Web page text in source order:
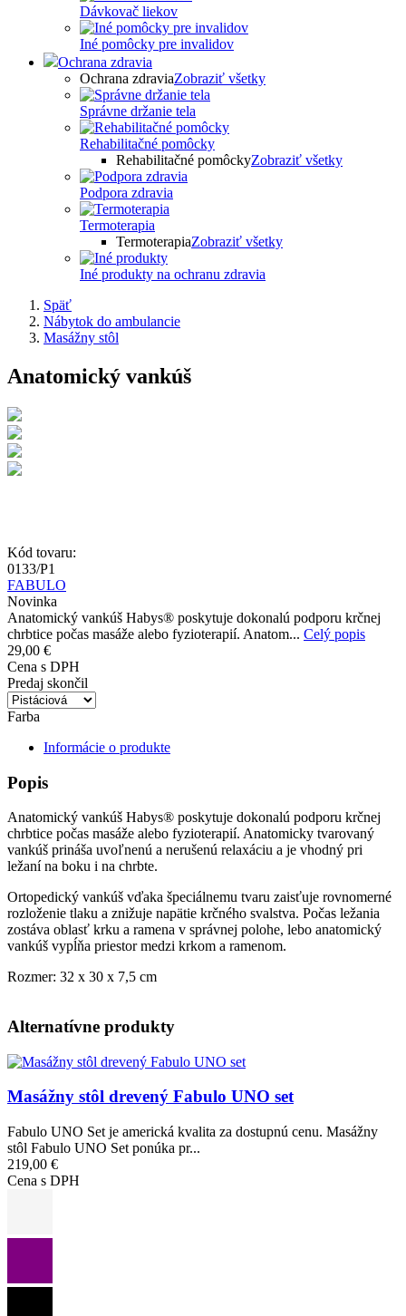
Dávkovač liekov
Iné pomôcky pre invalidov
Ochrana zdravia
Ochrana zdraviaZobraziť všetky
Správne držanie tela
Rehabilitačné pomôcky
Rehabilitačné pomôckyZobraziť všetky
Podpora zdravia
Termoterapia
TermoterapiaZobraziť všetky
Iné produkty na ochranu zdravia
Späť
Nábytok do ambulancie
Masážny stôl
Anatomický vankúš
Kód tovaru:
0133/P1
FABULO
Novinka
Anatomický vankúš Habys® poskytuje dokonalú podporu krčnej
chrbtice počas masáže alebo fyzioterapií. Anatom... Celý popis
29,00 €
Cena s DPH
Predaj skončil
Farba
Informácie o produkte
Popis
Anatomický vankúš Habys® poskytuje dokonalú podporu krčnej
chrbtice počas masáže alebo fyzioterapií. Anatomicky tvarovaný
vankúš prináša uvoľnenú a nerušenú relaxáciu a je vhodný pri
ležaní na boku i na chrbte.
Ortopedický vankúš vďaka špeciálnemu tvaru zaisťuje rovnomerné
rozloženie tlaku a znižuje napätie krčného svalstva. Počas ležania
zostáva oblasť krku a ramena v správnej polohe, lebo anatomický
vankúš vypĺňa priestor medzi krkom a ramenom.
Rozmer: 32 x 30 x 7,5 cm
Alternatívne produkty
Obrázok
Masážny stôl drevený Fabulo UNO set
Fabulo UNO Set je americká kvalita za dostupnú cenu. Masážny
stôl Fabulo UNO Set ponúka pr...
219,00 €
Cena s DPH